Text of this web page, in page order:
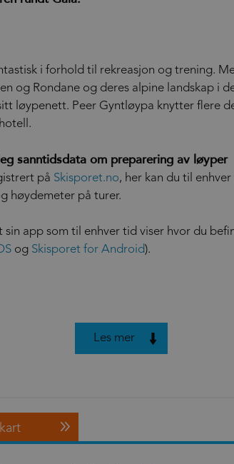
i forhold til rekreasjon og trening.
og Rondane og deres alpine landskap i
løypenett. Peer Gyntløypa knytter flere
sanntidsdata om preparering av løyper
på Skisporet.no, her kan du til
høydemeter på turer.
app som til enhver tid viser hvor du
og Skisporet for Android).
Les mer